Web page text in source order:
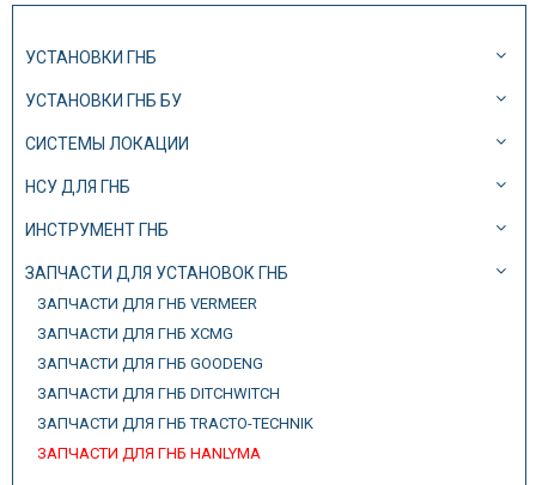
УСТАНОВКИ ГНБ
УСТАНОВКИ ГНБ БУ
СИСТЕМЫ ЛОКАЦИИ
НСУ ДЛЯ ГНБ
ИНСТРУМЕНТ ГНБ
ЗАПЧАСТИ ДЛЯ УСТАНОВОК ГНБ
ЗАПЧАСТИ ДЛЯ ГНБ VERMEER
ЗАПЧАСТИ ДЛЯ ГНБ XCMG
ЗАПЧАСТИ ДЛЯ ГНБ GOODENG
ЗАПЧАСТИ ДЛЯ ГНБ DITCHWITCH
ЗАПЧАСТИ ДЛЯ ГНБ TRACTO-TECHNIK
ЗАПЧАСТИ ДЛЯ ГНБ HANLYMA